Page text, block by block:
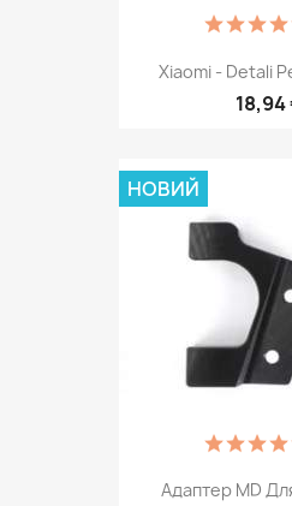
Xiaomi - Detali
18,94
Адаптер MD
НОВИЙ